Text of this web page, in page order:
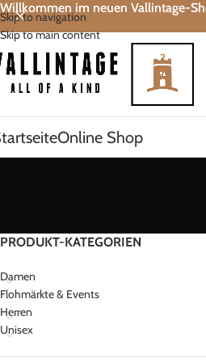
Skip to navigation
Skip to main content
Willkommen im neuen Vallintage-
Online Shop
PRODUKT-KATEGORIEN
Damen
Flohmärkte & Events
Herren
Unisex